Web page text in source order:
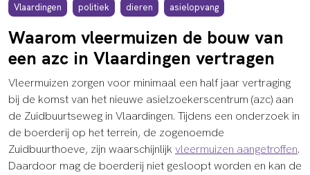
Vlaardingen politiek dieren asielopvang
Waarom vleermuizen de bouw van
een azc in Vlaardingen vertragen
Vleermuizen zorgen voor minimaal een half jaar vertraging
bij de komst van het nieuwe asielzoekerscentrum (azc) aan
de Zuidbuurtseweg in Vlaardingen. Tijdens een onderzoek in
de boerderij op het terrein, de zogenoemde
Zuidbuurthoeve, zijn waarschijnlijkvleermuizen aangetroffen.
Daardoor mag de boerderij niet gesloopt worden en kan de